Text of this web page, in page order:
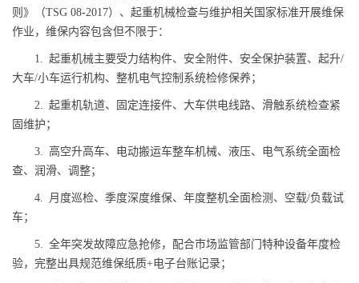
则》（TSG 08-2017）、起重机械检查与维护相关国家标准开展维保
作业，维保内容包含但不限于：
1. 起重机械主要受力结构件、安全附件、安全保护装置、起升/
大车/小车运行机构、整机电气控制系统检修保养；
2. 起重机轨道、固定连接件、大车供电线路、滑触系统检查紧
固维护；
3. 高空升高车、电动搬运车整车机械、液压、电气系统全面检
查、润滑、调整；
4. 月度巡检、季度深度维保、年度整机全面检测、空载/负载试
车；
5. 全年突发故障应急抢修，配合市场监管部门特种设备年度检
验，完整出具规范维保纸质+电子台账记录；